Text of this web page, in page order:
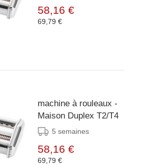
58,16 €
69,79 €
machine à rouleaux -
Maison Duplex T2/T4
5 semaines
58,16 €
69,79 €